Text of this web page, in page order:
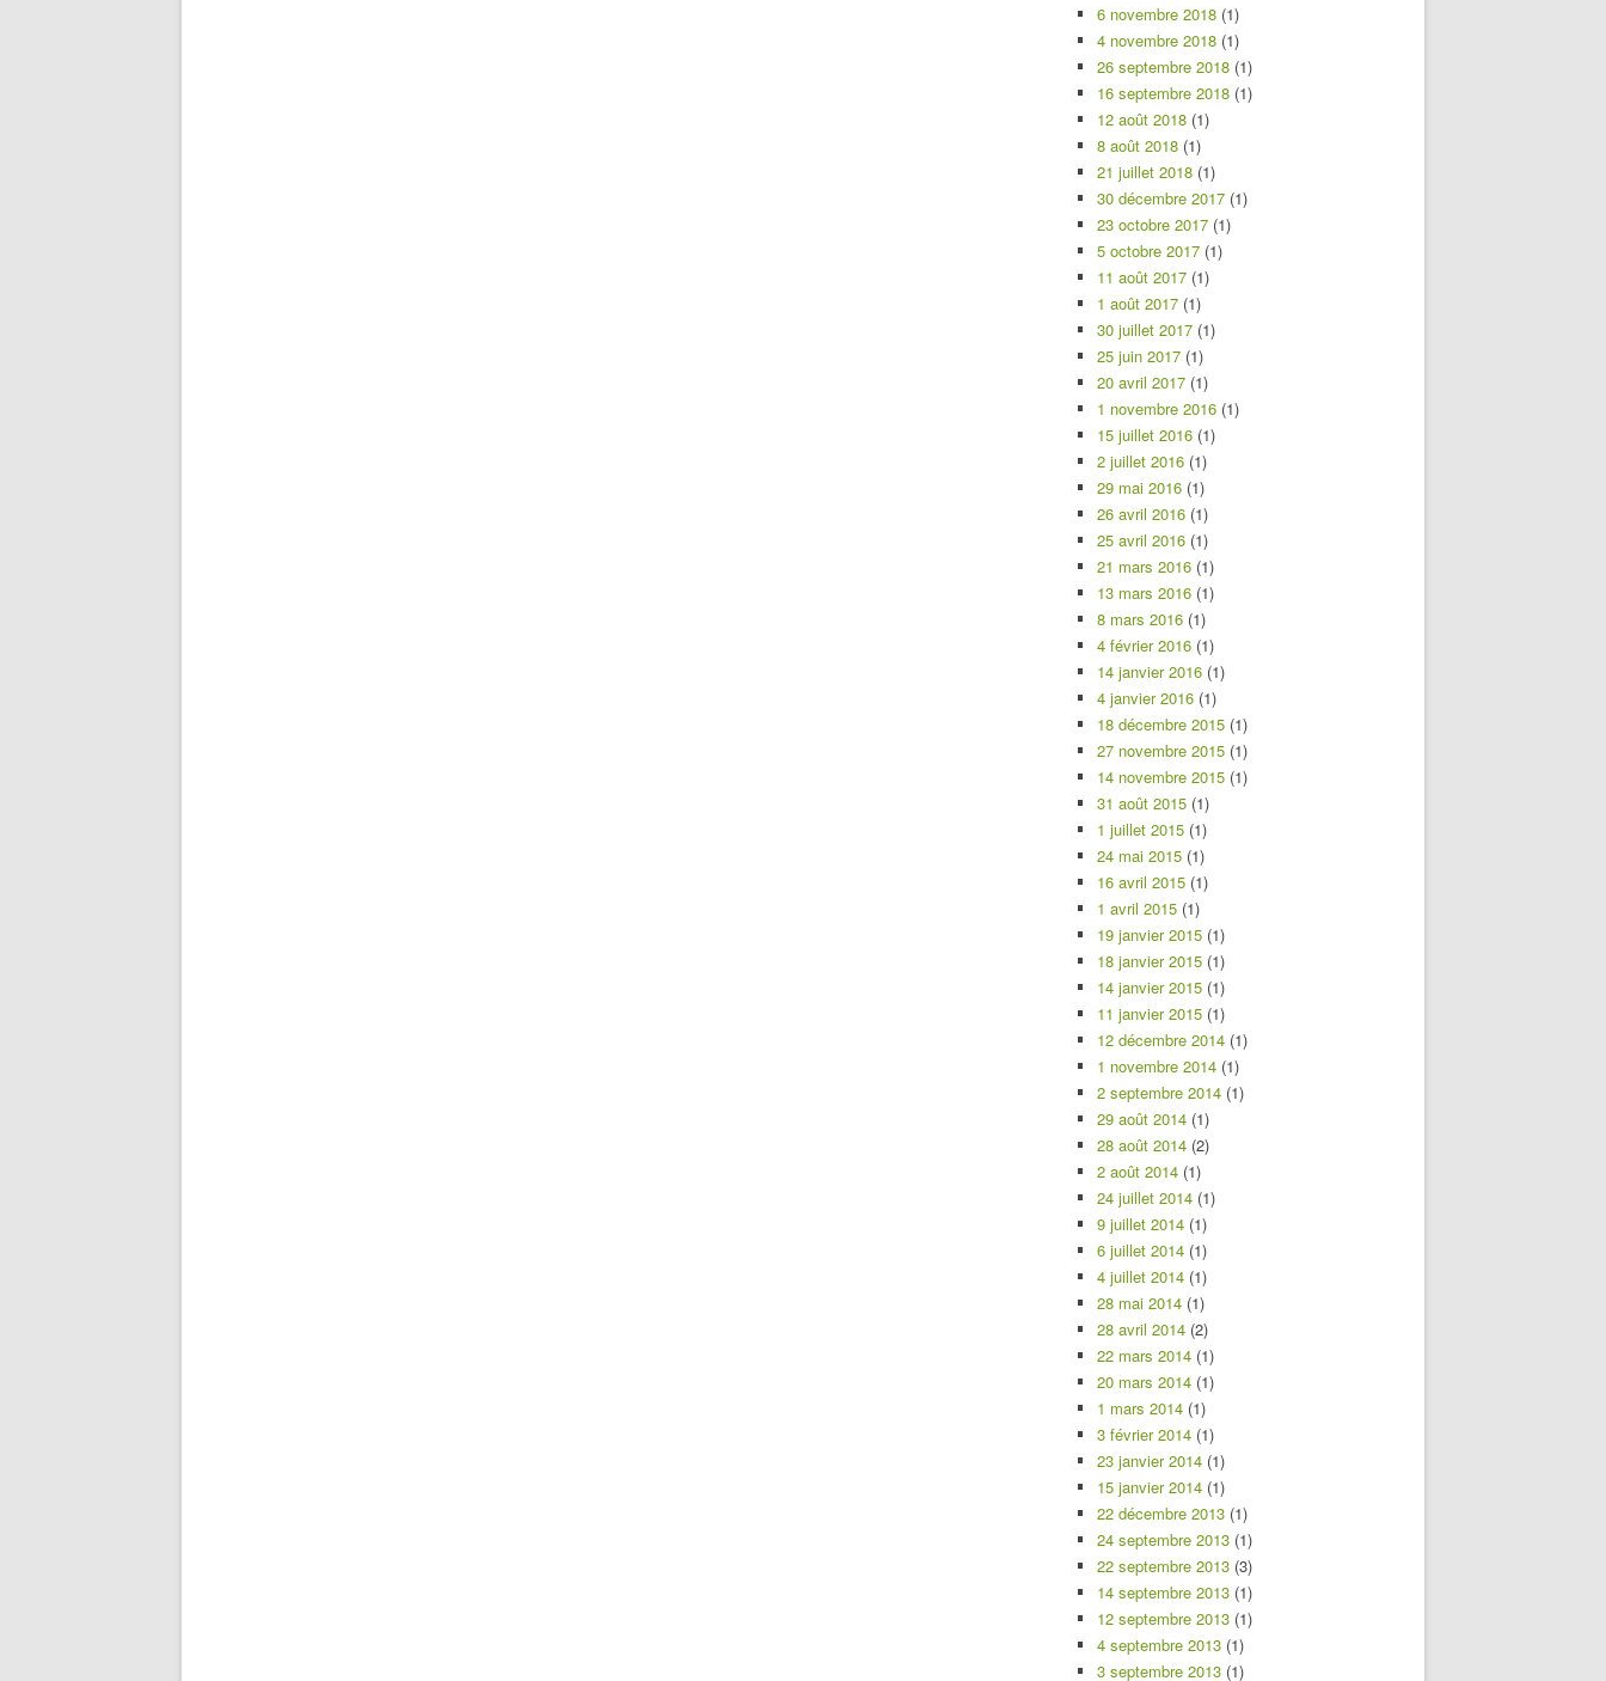
6 novembre 2018 (1)
4 novembre 2018 (1)
26 septembre 2018 (1)
16 septembre 2018 (1)
12 août 2018 (1)
8 août 2018 (1)
21 juillet 2018 (1)
30 décembre 2017 (1)
23 octobre 2017 (1)
5 octobre 2017 (1)
11 août 2017 (1)
1 août 2017 (1)
30 juillet 2017 (1)
25 juin 2017 (1)
20 avril 2017 (1)
1 novembre 2016 (1)
15 juillet 2016 (1)
2 juillet 2016 (1)
29 mai 2016 (1)
26 avril 2016 (1)
25 avril 2016 (1)
21 mars 2016 (1)
13 mars 2016 (1)
8 mars 2016 (1)
4 février 2016 (1)
14 janvier 2016 (1)
4 janvier 2016 (1)
18 décembre 2015 (1)
27 novembre 2015 (1)
14 novembre 2015 (1)
31 août 2015 (1)
1 juillet 2015 (1)
24 mai 2015 (1)
16 avril 2015 (1)
1 avril 2015 (1)
19 janvier 2015 (1)
18 janvier 2015 (1)
14 janvier 2015 (1)
11 janvier 2015 (1)
12 décembre 2014 (1)
1 novembre 2014 (1)
2 septembre 2014 (1)
29 août 2014 (1)
28 août 2014 (2)
2 août 2014 (1)
24 juillet 2014 (1)
9 juillet 2014 (1)
6 juillet 2014 (1)
4 juillet 2014 (1)
28 mai 2014 (1)
28 avril 2014 (2)
22 mars 2014 (1)
20 mars 2014 (1)
1 mars 2014 (1)
3 février 2014 (1)
23 janvier 2014 (1)
15 janvier 2014 (1)
22 décembre 2013 (1)
24 septembre 2013 (1)
22 septembre 2013 (3)
14 septembre 2013 (1)
12 septembre 2013 (1)
4 septembre 2013 (1)
3 septembre 2013 (1)